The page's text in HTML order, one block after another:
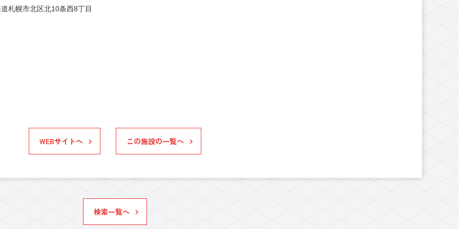
札幌市北区北10条西8丁目
WEBサイトへ この施設の一覧へ
検索一覧へ